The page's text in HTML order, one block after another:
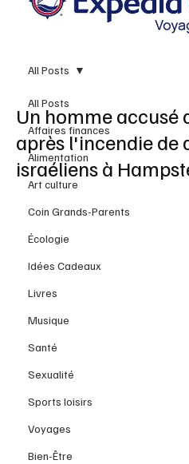
All Posts
Affaires finances
Alimentation
Art culture
Coin Grands-Parents
Écologie
Idées Cadeaux
Livres
Musique
Santé
Sexualité
Sports loisirs
Voyages
Bien-Être
All Posts
Un homme accusé
après l'incendie de
israéliens à